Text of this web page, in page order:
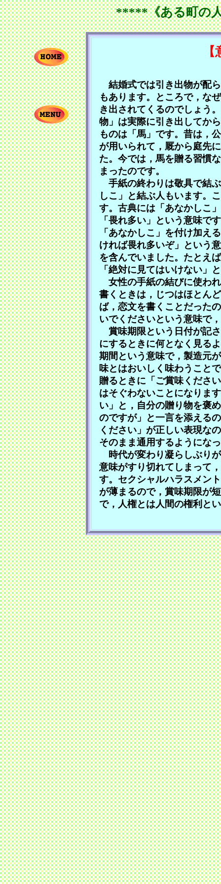
*****《ある町の
結婚式では引き出物が配
もあります。ところで，な
き出されてくるのでしょう
物」は実際に引き出してか
ものは「馬」です。昔は，
が用いられて，厩から庭先
た。今では，馬を贈る習慣
まったのです。
手紙の終わりは敬具で結
しこ」と結ぶ人もいます。
す。古典には「あなかしこ
「畏れ多い」という意味で
「あなかしこ」を付け加え
ければ畏れ多いぞ」という
を含んでいました。たとえ
「絶対に見てはいけない」
女性の手紙の結びに使わ
書くときは，じつはほとん
ば，恋文を書くことだった
いでくださいという意味で
賞味期限という日付が記
にするときに何となく見る
期間という意味で，製造元
味とはおいしく味わうこと
贈るときに「ご賞味くださ
はそぐわないことになりま
い」と，自分の贈り物を褒
のですが」と一言を添える
ください」が正しい表現な
そのまま通用するようにな
時代が変わり凝らしぶり
意味がすり切れてしまって
す。セクシャルハラスメン
が薄まるので，賞味期限が
で，人権とは人間の権利と